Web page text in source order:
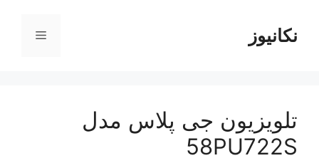
محتوانکانیوز فهرست
تلویزیون جی پلاس مدل
58PU722S